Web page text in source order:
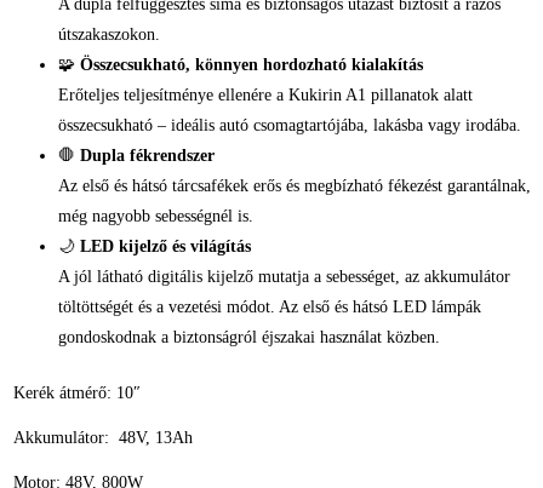
A dupla felfüggesztés sima és biztonságos utazást biztosít a rázós
útszakaszokon.
🧩 Összecsukható, könnyen hordozható kialakítás
Erőteljes teljesítménye ellenére a Kukirin A1 pillanatok alatt
összecsukható – ideális autó csomagtartójába, lakásba vagy irodába.
🛑 Dupla fékrendszer
Az első és hátsó tárcsafékek erős és megbízható fékezést garantálnak,
még nagyobb sebességnél is.
🌙 LED kijelző és világítás
A jól látható digitális kijelző mutatja a sebességet, az akkumulátor
töltöttségét és a vezetési módot. Az első és hátsó LED lámpák
gondoskodnak a biztonságról éjszakai használat közben.
Kerék átmérő: 10″
Akkumulátor: 48V, 13Ah
Motor: 48V, 800W